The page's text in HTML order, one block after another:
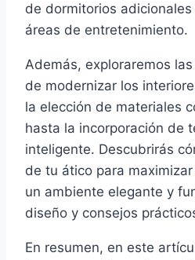
de dormitorios
áreas de entretenimiento.
Además, exploraremos
de modernizar los
la elección de materiales
hasta la incorporación de
inteligente. Descubrirás
de tu ático para
un ambiente elegante y
diseño y consejos
En resumen, en este